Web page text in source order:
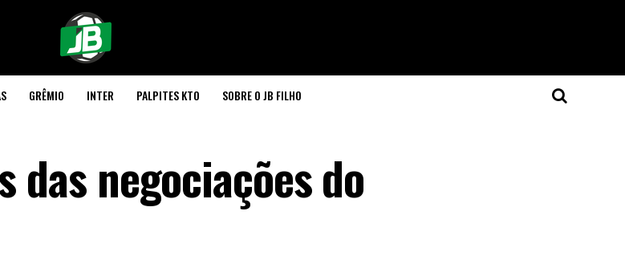
GRÊMIO INTER PALPITES KTO SOBRE O JB FILHO
negociações do